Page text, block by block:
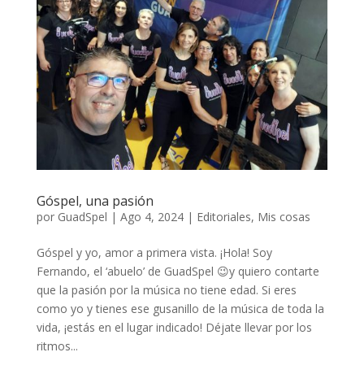
Góspel, una pasión
por GuadSpel | Ago 4, 2024| Editoriales, Mis cosas
Góspel y yo, amor a primera vista. ¡Hola! Soy
Fernando, el ‘abuelo’ de GuadSpel 😉y quiero contarte
que la pasión por la música no tiene edad. Si eres
como yo y tienes ese gusanillo de la música de toda la
vida, ¡estás en el lugar indicado! Déjate llevar por los
ritmos...